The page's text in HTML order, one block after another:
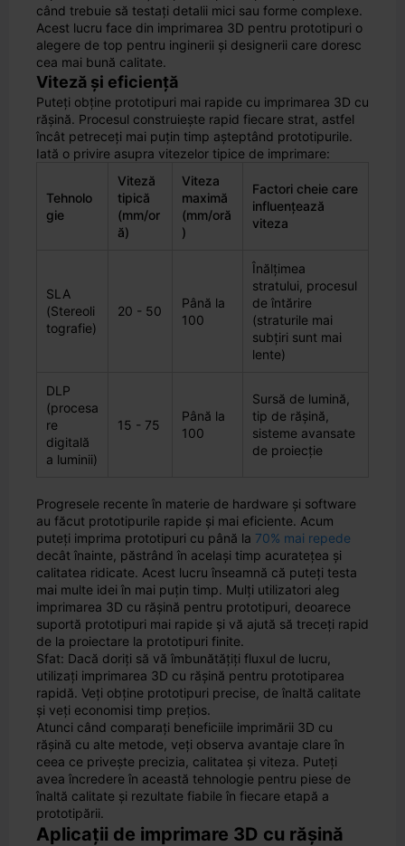
când trebuie să testați detalii mici sau forme complexe.
Acest lucru face din imprimarea 3D pentru prototipuri o
alegere de top pentru inginerii și designerii care doresc
cea mai bună calitate.
Viteză și eficiență
Puteți obține prototipuri mai rapide cu imprimarea 3D cu
rășină. Procesul construiește rapid fiecare strat, astfel
încât petreceți mai puțin timp așteptând prototipurile.
Iată o privire asupra vitezelor tipice de imprimare:
Tehnolo
gie
Viteză
tipică
(mm/or
ă)
Viteza
maximă
(mm/oră
)
Factori cheie care
influențează
viteza
SLA
(Stereoli
tografie)
20 - 50
Până la
100
Înălțimea
stratului, procesul
de întărire
(straturile mai
subțiri sunt mai
lente)
DLP
(procesa
re
digitală
a luminii)
15 - 75
Până la
100
Sursă de lumină,
tip de rășină,
sisteme avansate
de proiecție
Progresele recente în materie de hardware și software
au făcut prototipurile rapide și mai eficiente. Acum
puteți imprima prototipuri cu până la 70% mai repede
decât înainte, păstrând în același timp acuratețea și
calitatea ridicate. Acest lucru înseamnă că puteți testa
mai multe idei în mai puțin timp. Mulți utilizatori aleg
imprimarea 3D cu rășină pentru prototipuri, deoarece
suportă prototipuri mai rapide și vă ajută să treceți rapid
de la proiectare la prototipuri finite.
Sfat: Dacă doriți să vă îmbunătățiți fluxul de lucru,
utilizați imprimarea 3D cu rășină pentru prototiparea
rapidă. Veți obține prototipuri precise, de înaltă calitate
și veți economisi timp prețios.
Atunci când comparați beneficiile imprimării 3D cu
rășină cu alte metode, veți observa avantaje clare în
ceea ce privește precizia, calitatea și viteza. Puteți
avea încredere în această tehnologie pentru piese de
înaltă calitate și rezultate fiabile în fiecare etapă a
prototipării.
Aplicații de imprimare 3D cu rășină